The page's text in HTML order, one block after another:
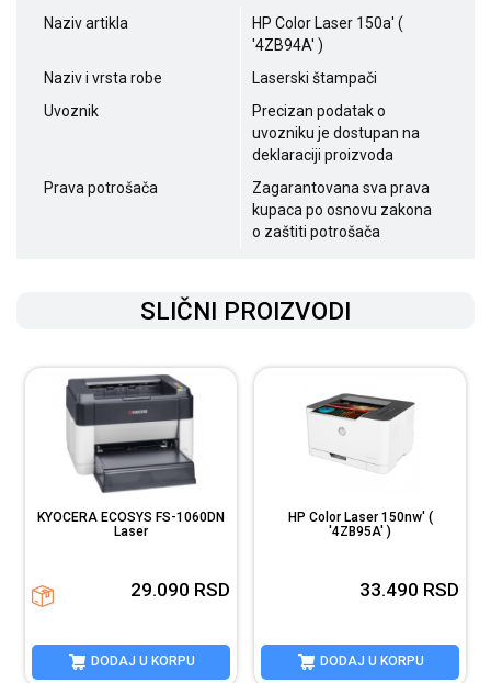
Naziv artikla
HP Color Laser 150a' (
'4ZB94A' )
Naziv i vrsta robe
Laserski štampači
Uvoznik
Precizan podatak o
uvozniku je dostupan na
deklaraciji proizvoda
Prava potrošača
Zagarantovana sva prava
kupaca po osnovu zakona
o zaštiti potrošača
SLIČNI PROIZVODI
KYOCERA ECOSYS FS-1060DN
Laser
29.090 RSD
DODAJ U KORPU
HP Color Laser 150nw' (
'4ZB95A' )
33.490 RSD
DODAJ U KORPU